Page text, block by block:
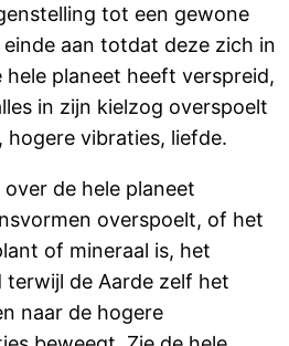
tot een gewone
aan totdat deze zich in
planeet heeft verspreid,
in zijn kielzog overspoelt
vibraties, liefde.
de hele planeet
overspoelt, of het
of mineraal is, het
de Aarde zelf het
naar de hogere